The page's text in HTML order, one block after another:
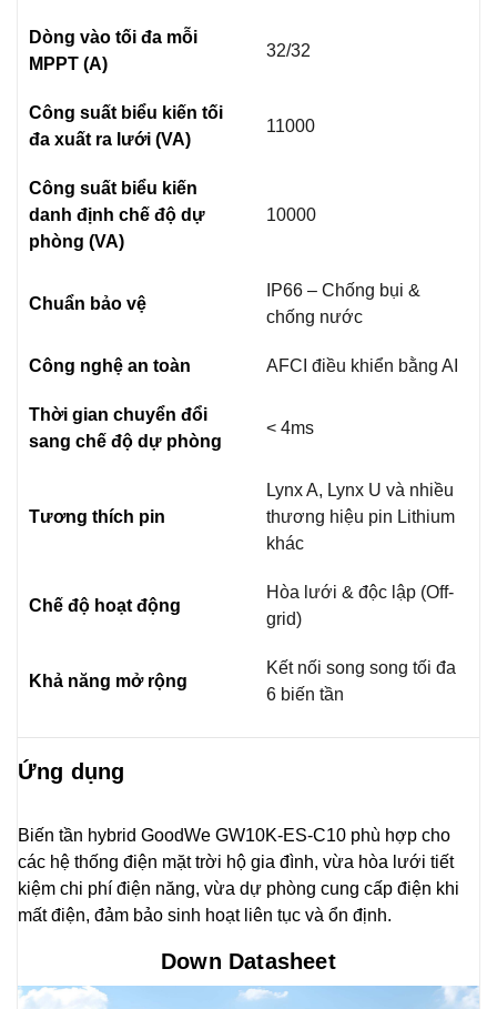
Dòng vào tối đa mỗi
MPPT (A)
32/32
Công suất biểu kiến tối
đa xuất ra lưới (VA)
11000
Công suất biểu kiến
danh định chế độ dự
phòng (VA)
10000
Chuẩn bảo vệ
IP66 – Chống bụi &
chống nước
Công nghệ an toàn AFCI điều khiển bằng AI
Thời gian chuyển đổi
sang chế độ dự phòng
< 4ms
Tương thích pin
Lynx A, Lynx U và nhiều
thương hiệu pin Lithium
khác
Chế độ hoạt động
Hòa lưới & độc lập (Off-
grid)
Khả năng mở rộng
Kết nối song song tối đa
6 biến tần
Ứng dụng
Biến tần hybrid GoodWe GW10K-ES-C10 phù hợp cho
các hệ thống điện mặt trời hộ gia đình, vừa hòa lưới tiết
kiệm chi phí điện năng, vừa dự phòng cung cấp điện khi
mất điện, đảm bảo sinh hoạt liên tục và ổn định.
Down Datasheet